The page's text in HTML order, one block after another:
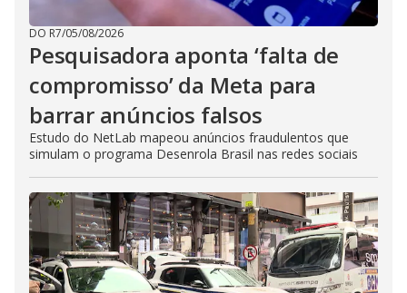
DO R7/05/08/2026
Pesquisadora aponta ‘falta de
compromisso’ da Meta para
barrar anúncios falsos
Estudo do NetLab mapeou anúncios fraudulentos que
simulam o programa Desenrola Brasil nas redes sociais